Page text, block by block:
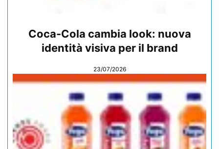
Coca-Cola cambia look: nuova
identità visiva per il brand
23/07/2026